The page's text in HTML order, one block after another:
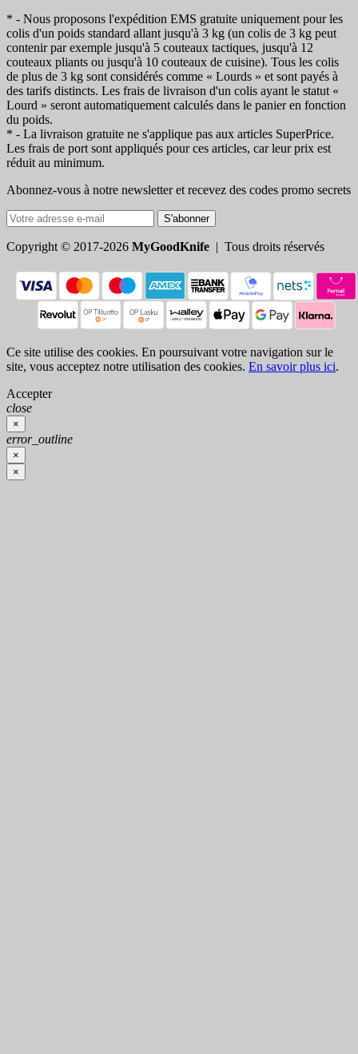
* - Nous proposons l'expédition EMS gratuite uniquement pour les
colis d'un poids standard allant jusqu'à 3 kg (un colis de 3 kg peut
contenir par exemple jusqu'à 5 couteaux tactiques, jusqu'à 12
couteaux pliants ou jusqu'à 10 couteaux de cuisine). Tous les colis
de plus de 3 kg sont considérés comme « Lourds » et sont payés à
des tarifs distincts. Les frais de livraison d'un colis ayant le statut «
Lourd » seront automatiquement calculés dans le panier en fonction
du poids.
* - La livraison gratuite ne s'applique pas aux articles SuperPrice.
Les frais de port sont appliqués pour ces articles, car leur prix est
réduit au minimum.
Abonnez-vous à notre newsletter et recevez des codes promo secrets
S'abonner
Copyright © 2017-2026 MyGoodKnife | Tous droits réservés
Ce site utilise des cookies. En poursuivant votre navigation sur le
site, vous acceptez notre utilisation des cookies. En savoir plus ici.
Accepter
close
×
error_outline
×
×